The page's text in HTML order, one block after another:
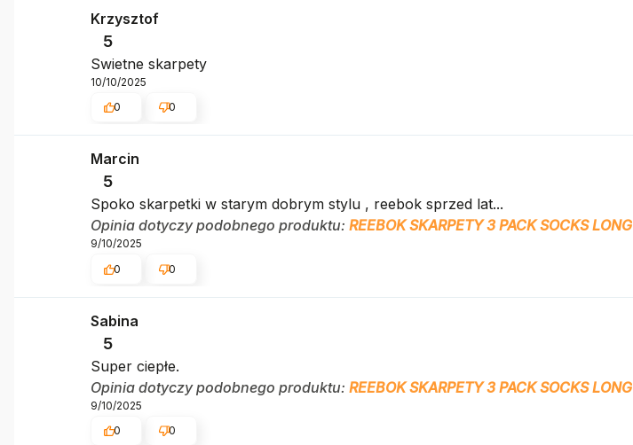
Krzysztof
5
Swietne skarpety
10/10/2025
0
0
Marcin
5
Spoko skarpetki w starym dobrym stylu , reebok sprzed lat...
Opinia dotyczy podobnego produktu: REEBOK SKARPETY 3 PACK SOCKS LONG
9/10/2025
0
0
Sabina
5
Super ciepłe.
Opinia dotyczy podobnego produktu: REEBOK SKARPETY 3 PACK SOCKS LONG
9/10/2025
0
0